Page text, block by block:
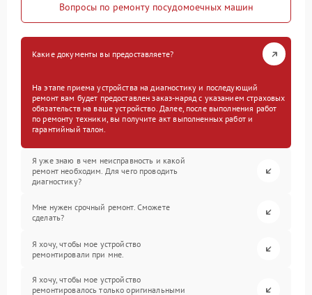
Вопросы по ремонту посудомоечных машин
Какие документы вы предоставляете?
На этапе приема устройства на диагностику и последующий
ремонт вам будет предоставлен заказ-наряд с указанием страховых
обязательств на ваше устройство. Далее, после выполнения работ
по ремонту техники, вы получите акт выполненных работ и
гарантийный талон.
Я уже знаю в чем неисправность и какой
ремонт необходим. Для чего проводить
диагностику?
Мне нужен срочный ремонт. Сможете
сделать?
Я хочу, чтобы мое устройство
ремонтировали при мне.
Я хочу, чтобы мое устройство
ремонтировалось только оригинальными